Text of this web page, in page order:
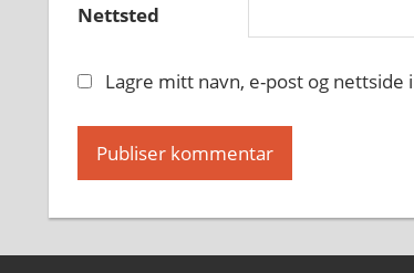
Nettsted
Lagre mitt navn, e-post og